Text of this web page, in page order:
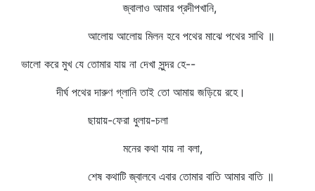
জ্বালাও আমার প্রদীপখানি,
আলোয় আলোয় মিলন হবে পথের মাঝে পথের সাথি ॥
ভালো করে মুখ যে তোমার যায় না দেখা সুন্দর হে--
দীর্ঘ পথের দারুণ গ্লানি তাই তো আমায় জড়িয়ে রহে।
ছায়ায়-ফেরা ধুলায়-চলা
মনের কথা যায় না বলা,
শেষ কথাটি জ্বালবে এবার তোমার বাতি আমার বাতি ॥